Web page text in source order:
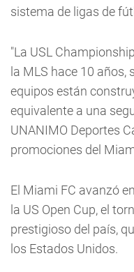
sistema de ligas de
"La USL
la MLS hace 10 años,
equipos están
equivalente a una
UNANIMO Deportes
promociones del
El Miami FC avanzó
la US Open Cup, el
prestigioso del país,
los Estados Unidos.